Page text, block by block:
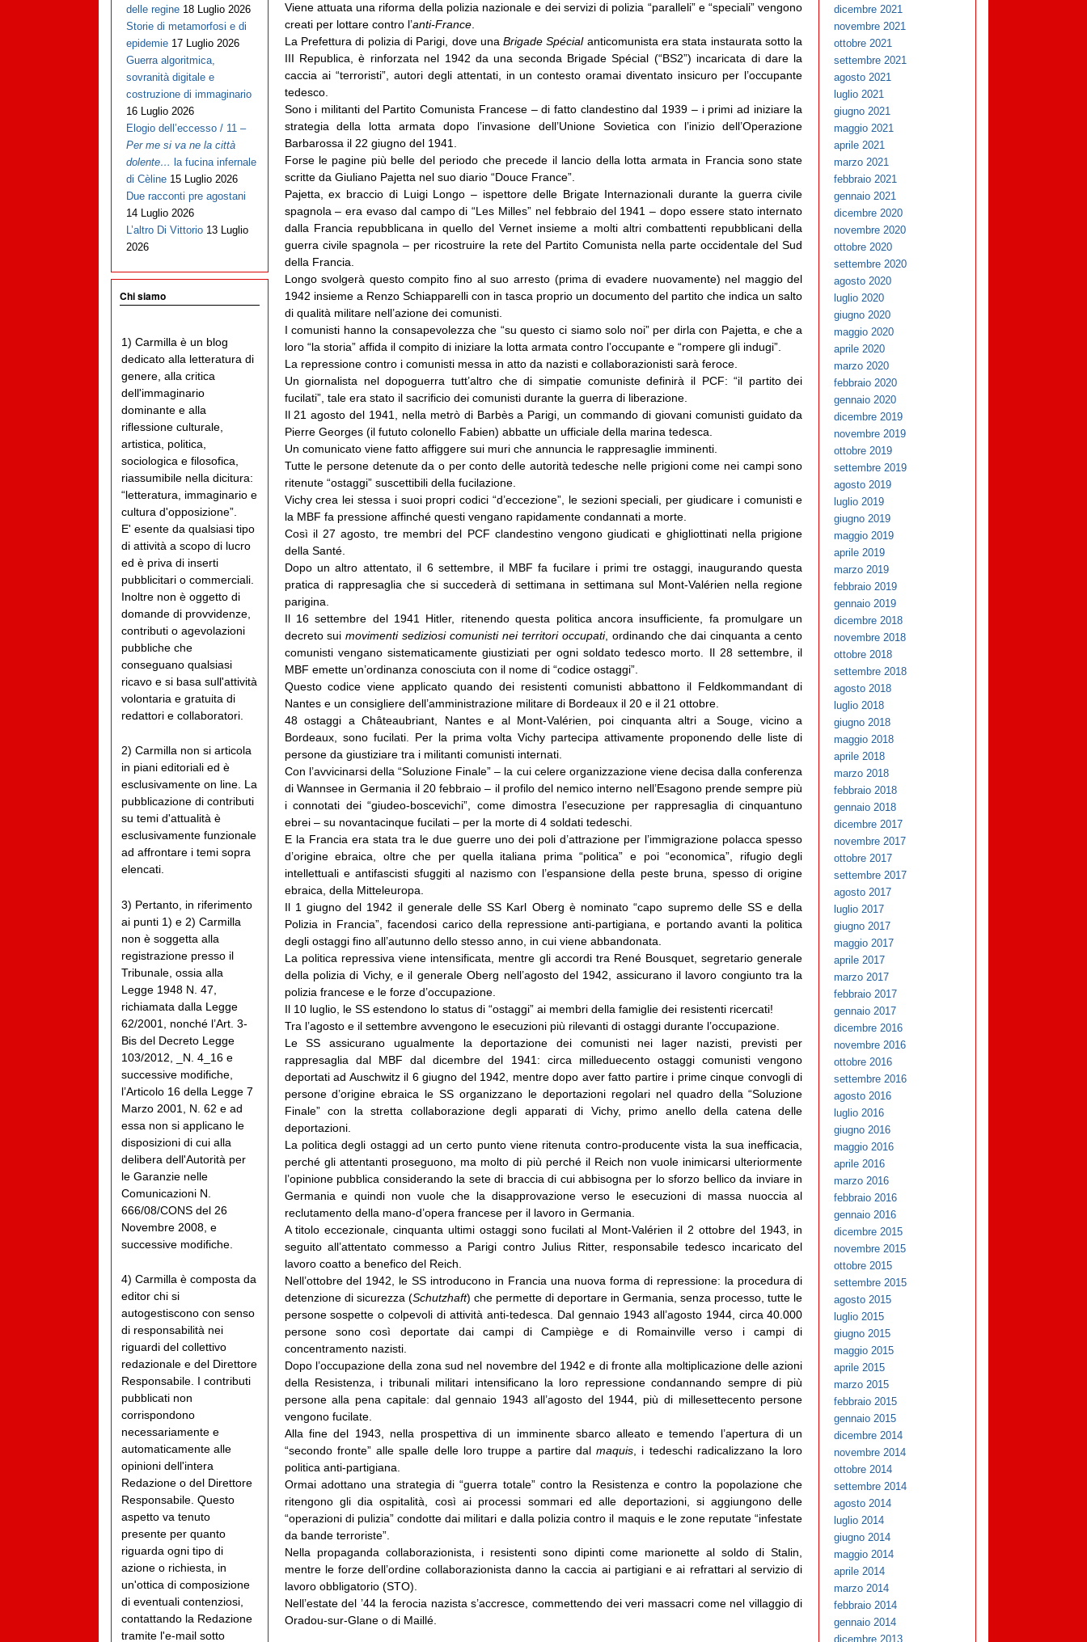
Viene attuata una riforma della polizia nazionale e dei servizi di polizia “paralleli” e “speciali” vengono
creati per lottare contro l’anti-France.
La Prefettura di polizia di Parigi, dove unaBrigade Spécialanticomunista era stata instaurata sotto la
III Republica, è rinforzata nel 1942 da una seconda Brigade Spécial (“BS2”) incaricata di dare la
caccia ai “terroristi”, autori degli attentati, in un contesto oramai diventato insicuro per l’occupante
tedesco.
Sono i militanti del Partito Comunista Francese – di fatto clandestino dal 1939 – i primi ad iniziare la
strategia della lotta armata dopo l’invasione dell’Unione Sovietica con l’inizio dell’Operazione
Barbarossa il 22 giugno del 1941.
Forse le pagine più belle del periodo che precede il lancio della lotta armata in Francia sono state
scritte da Giuliano Pajetta nel suo diario “Douce France”.
Pajetta, ex braccio di Luigi Longo – ispettore delle Brigate Internazionali durante la guerra civile
spagnola – era evaso dal campo di “Les Milles” nel febbraio del 1941 – dopo essere stato internato
dalla Francia repubblicana in quello del Vernet insieme a molti altri combattenti repubblicani della
guerra civile spagnola – per ricostruire la rete del Partito Comunista nella parte occidentale del Sud
della Francia.
Longo svolgerà questo compito fino al suo arresto (prima di evadere nuovamente) nel maggio del
1942 insieme a Renzo Schiapparelli con in tasca proprio un documento del partito che indica un salto
di qualità militare nell’azione dei comunisti.
I comunisti hanno la consapevolezza che “su questo ci siamo solo noi” per dirla con Pajetta, e che a
loro “la storia” affida il compito di iniziare la lotta armata contro l’occupante e “rompere gli indugi”.
La repressione contro i comunisti messa in atto da nazisti e collaborazionisti sarà feroce.
Un giornalista nel dopoguerra tutt’altro che di simpatie comuniste definirà il PCF: “il partito dei
fucilati”, tale era stato il sacrificio dei comunisti durante la guerra di liberazione.
Il 21 agosto del 1941, nella metrò di Barbès a Parigi, un commando di giovani comunisti guidato da
Pierre Georges (il fututo colonello Fabien) abbatte un ufficiale della marina tedesca.
Un comunicato viene fatto affiggere sui muri che annuncia le rappresaglie imminenti.
Tutte le persone detenute da o per conto delle autorità tedesche nelle prigioni come nei campi sono
ritenute “ostaggi” suscettibili della fucilazione.
Vichy crea lei stessa i suoi propri codici “d’eccezione”, le sezioni speciali, per giudicare i comunisti e
la MBF fa pressione affinché questi vengano rapidamente condannati a morte.
Così il 27 agosto, tre membri del PCF clandestino vengono giudicati e ghigliottinati nella prigione
della Santé.
Dopo un altro attentato, il 6 settembre, il MBF fa fucilare i primi tre ostaggi, inaugurando questa
pratica di rappresaglia che si succederà di settimana in settimana sul Mont-Valérien nella regione
parigina.
Il 16 settembre del 1941 Hitler, ritenendo questa politica ancora insufficiente, fa promulgare un
decreto suimovimenti sediziosi comunisti nei territori occupati, ordinando che dai cinquanta a cento
comunisti vengano sistematicamente giustiziati per ogni soldato tedesco morto. Il 28 settembre, il
MBF emette un’ordinanza conosciuta con il nome di “codice ostaggi”.
Questo codice viene applicato quando dei resistenti comunisti abbattono il Feldkommandant di
Nantes e un consigliere dell’amministrazione militare di Bordeaux il 20 e il 21 ottobre.
48 ostaggi a Châteaubriant, Nantes e al Mont-Valérien, poi cinquanta altri a Souge, vicino a
Bordeaux, sono fucilati. Per la prima volta Vichy partecipa attivamente proponendo delle liste di
persone da giustiziare tra i militanti comunisti internati.
Con l’avvicinarsi della “Soluzione Finale” – la cui celere organizzazione viene decisa dalla conferenza
di Wannsee in Germania il 20 febbraio – il profilo del nemico interno nell’Esagono prende sempre più
i connotati dei “giudeo-boscevichi”, come dimostra l’esecuzione per rappresaglia di cinquantuno
ebrei – su novantacinque fucilati – per la morte di 4 soldati tedeschi.
E la Francia era stata tra le due guerre uno dei poli d’attrazione per l’immigrazione polacca spesso
d’origine ebraica, oltre che per quella italiana prima “politica” e poi “economica”, rifugio degli
intellettuali e antifascisti sfuggiti al nazismo con l’espansione della peste bruna, spesso di origine
ebraica, della Mitteleuropa.
Il 1 giugno del 1942 il generale delle SS Karl Oberg è nominato “capo supremo delle SS e della
Polizia in Francia”, facendosi carico della repressione anti-partigiana, e portando avanti la politica
degli ostaggi fino all’autunno dello stesso anno, in cui viene abbandonata.
La politica repressiva viene intensificata, mentre gli accordi tra René Bousquet, segretario generale
della polizia di Vichy, e il generale Oberg nell’agosto del 1942, assicurano il lavoro congiunto tra la
polizia francese e le forze d’occupazione.
Il 10 luglio, le SS estendono lo status di “ostaggi” ai membri della famiglie dei resistenti ricercati!
Tra l’agosto e il settembre avvengono le esecuzioni più rilevanti di ostaggi durante l’occupazione.
Le SS assicurano ugualmente la deportazione dei comunisti nei lager nazisti, previsti per
rappresaglia dal MBF dal dicembre del 1941: circa milleduecento ostaggi comunisti vengono
deportati ad Auschwitz il 6 giugno del 1942, mentre dopo aver fatto partire i prime cinque convogli di
persone d’origine ebraica le SS organizzano le deportazioni regolari nel quadro della “Soluzione
Finale” con la stretta collaborazione degli apparati di Vichy, primo anello della catena delle
deportazioni.
La politica degli ostaggi ad un certo punto viene ritenuta contro-producente vista la sua inefficacia,
perché gli attentanti proseguono, ma molto di più perché il Reich non vuole inimicarsi ulteriormente
l’opinione pubblica considerando la sete di braccia di cui abbisogna per lo sforzo bellico da inviare in
Germania e quindi non vuole che la disapprovazione verso le esecuzioni di massa nuoccia al
reclutamento della mano-d’opera francese per il lavoro in Germania.
A titolo eccezionale, cinquanta ultimi ostaggi sono fucilati al Mont-Valérien il 2 ottobre del 1943, in
seguito all’attentato commesso a Parigi contro Julius Ritter, responsabile tedesco incaricato del
lavoro coatto a benefico del Reich.
Nell’ottobre del 1942, le SS introducono in Francia una nuova forma di repressione: la procedura di
detenzione di sicurezza (Schutzhaft) che permette di deportare in Germania, senza processo, tutte le
persone sospette o colpevoli di attività anti-tedesca. Dal gennaio 1943 all’agosto 1944, circa 40.000
persone sono così deportate dai campi di Campiège e di Romainville verso i campi di
concentramento nazisti.
Dopo l’occupazione della zona sud nel novembre del 1942 e di fronte alla moltiplicazione delle azioni
della Resistenza, i tribunali militari intensificano la loro repressione condannando sempre di più
persone alla pena capitale: dal gennaio 1943 all’agosto del 1944, più di millesettecento persone
vengono fucilate.
Alla fine del 1943, nella prospettiva di un imminente sbarco alleato e temendo l’apertura di un
“secondo fronte” alle spalle delle loro truppe a partire dalmaquis , i tedeschi radicalizzano la loro
politica anti-partigiana.
Ormai adottano una strategia di “guerra totale” contro la Resistenza e contro la popolazione che
ritengono gli dia ospitalità, così ai processi sommari ed alle deportazioni, si aggiungono delle
“operazioni di pulizia” condotte dai militari e dalla polizia contro il maquis e le zone reputate “infestate
da bande terroriste”.
Nella propaganda collaborazionista, i resistenti sono dipinti come marionette al soldo di Stalin,
mentre le forze dell’ordine collaborazionista danno la caccia ai partigiani e ai refrattari al servizio di
lavoro obbligatorio (STO).
Nell’estate del ’44 la ferocia nazista s’accresce, commettendo dei veri massacri come nel villaggio di
Oradou-sur-Glane o di Maillé.
delle regine 18 Luglio 2026
Storie di metamorfosi e di
epidemie 17 Luglio 2026
Guerra algoritmica,
sovranità digitale e
costruzione di immaginario
16 Luglio 2026
Elogio dell’eccesso / 11 –
Per me si va ne la città
dolente… la fucina infernale
di Cèline 15 Luglio 2026
Due racconti pre agostani
14 Luglio 2026
L’altro Di Vittorio 13 Luglio
2026
Chi siamo
1) Carmilla è un blog
dedicato alla letteratura di
genere, alla critica
dell'immaginario
dominante e alla
riflessione culturale,
artistica, politica,
sociologica e filosofica,
riassumibile nella dicitura:
“letteratura, immaginario e
cultura d'opposizione”.
E' esente da qualsiasi tipo
di attività a scopo di lucro
ed è priva di inserti
pubblicitari o commerciali.
Inoltre non è oggetto di
domande di provvidenze,
contributi o agevolazioni
pubbliche che
conseguano qualsiasi
ricavo e si basa sull'attività
volontaria e gratuita di
redattori e collaboratori.
2) Carmilla non si articola
in piani editoriali ed è
esclusivamente on line. La
pubblicazione di contributi
su temi d'attualità è
esclusivamente funzionale
ad affrontare i temi sopra
elencati.
3) Pertanto, in riferimento
ai punti 1) e 2) Carmilla
non è soggetta alla
registrazione presso il
Tribunale, ossia alla
Legge 1948 N. 47,
richiamata dalla Legge
62/2001, nonché l’Art. 3-
Bis del Decreto Legge
103/2012, _N. 4_16 e
successive modifiche,
l’Articolo 16 della Legge 7
Marzo 2001, N. 62 e ad
essa non si applicano le
disposizioni di cui alla
delibera dell'Autorità per
le Garanzie nelle
Comunicazioni N.
666/08/CONS del 26
Novembre 2008, e
successive modifiche.
4) Carmilla è composta da
editor chi si
autogestiscono con senso
di responsabilità nei
riguardi del collettivo
redazionale e del Direttore
Responsabile. I contributi
pubblicati non
corrispondono
necessariamente e
automaticamente alle
opinioni dell'intera
Redazione o del Direttore
Responsabile. Questo
aspetto va tenuto
presente per quanto
riguarda ogni tipo di
azione o richiesta, in
un'ottica di composizione
di eventuali contenziosi,
contattando la Redazione
tramite l'e-mail sotto
dicembre 2021
novembre 2021
ottobre 2021
settembre 2021
agosto 2021
luglio 2021
giugno 2021
maggio 2021
aprile 2021
marzo 2021
febbraio 2021
gennaio 2021
dicembre 2020
novembre 2020
ottobre 2020
settembre 2020
agosto 2020
luglio 2020
giugno 2020
maggio 2020
aprile 2020
marzo 2020
febbraio 2020
gennaio 2020
dicembre 2019
novembre 2019
ottobre 2019
settembre 2019
agosto 2019
luglio 2019
giugno 2019
maggio 2019
aprile 2019
marzo 2019
febbraio 2019
gennaio 2019
dicembre 2018
novembre 2018
ottobre 2018
settembre 2018
agosto 2018
luglio 2018
giugno 2018
maggio 2018
aprile 2018
marzo 2018
febbraio 2018
gennaio 2018
dicembre 2017
novembre 2017
ottobre 2017
settembre 2017
agosto 2017
luglio 2017
giugno 2017
maggio 2017
aprile 2017
marzo 2017
febbraio 2017
gennaio 2017
dicembre 2016
novembre 2016
ottobre 2016
settembre 2016
agosto 2016
luglio 2016
giugno 2016
maggio 2016
aprile 2016
marzo 2016
febbraio 2016
gennaio 2016
dicembre 2015
novembre 2015
ottobre 2015
settembre 2015
agosto 2015
luglio 2015
giugno 2015
maggio 2015
aprile 2015
marzo 2015
febbraio 2015
gennaio 2015
dicembre 2014
novembre 2014
ottobre 2014
settembre 2014
agosto 2014
luglio 2014
giugno 2014
maggio 2014
aprile 2014
marzo 2014
febbraio 2014
gennaio 2014
dicembre 2013